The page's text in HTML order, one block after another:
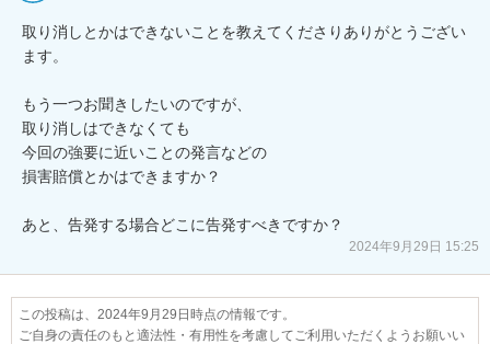
取り消しとかはできないことを教えてくださりありがとうござい
ます。
もう一つお聞きしたいのですが、
取り消しはできなくても
今回の強要に近いことの発言などの
損害賠償とかはできますか？
あと、告発する場合どこに告発すべきですか？
2024年9月29日 15:25
この投稿は、2024年9月29日時点の情報です。
ご自身の責任のもと適法性・有用性を考慮してご利用いただくようお願いい